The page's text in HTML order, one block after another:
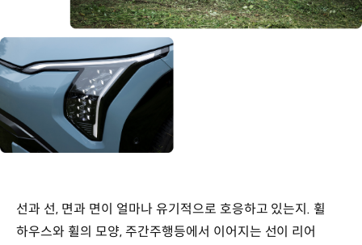
선과 선, 면과 면이 얼마나 유기적으로 호응하고 있는지. 휠
하우스와 휠의 모양, 주간주행등에서 이어지는 선이 리어